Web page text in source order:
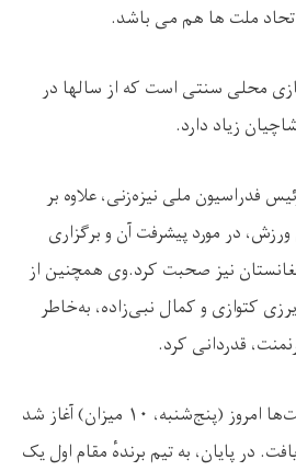
ملت ها هم می باشد.
بازی محلی سنتی است که از سالها در
زیاد دارد.
فدراسیون ملی نیزه‌زنی، علاوه بر
در مورد پیشرفت آن و برگزاری
نیز صحبت کرد.وی همچنین از
کتوازی و کمال نبی‌زاده، به‌خاطر
قدردانی کرد.
قابل ذکر است که این رقابت‌ها امروز (پنج‌شنبه، ۱۰ میزان) آغاز شد
در پایان، به تیم برندهٔ مقام اول یک